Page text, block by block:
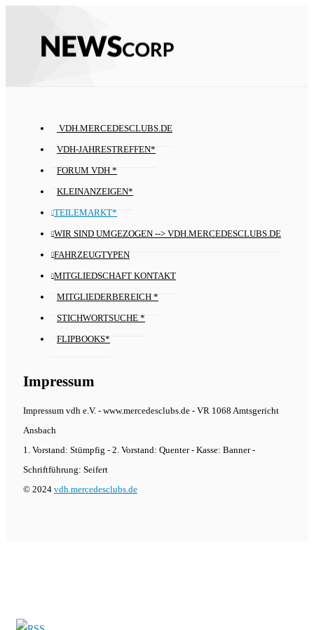
VDH.MERCEDESCLUBS.DE
VDH-JAHRESTREFFEN*
FORUM VDH *
KLEINANZEIGEN*
TEILEMARKT*
WIR SIND UMGEZOGEN --> VDH.MERCEDESCLUBS.DE
FAHRZEUGTYPEN
MITGLIEDSCHAFT KONTAKT
MITGLIEDERBEREICH *
STICHWORTSUCHE *
FLIPBOOKS*
Impressum
Impressum vdh e.V. - www.mercedesclubs.de - VR 1068 Amtsgericht
Ansbach
1. Vorstand: Stümpfig - 2. Vorstand: Quenter - Kasse: Banner -
Schriftführung: Seifert
© 2024 vdh.mercedesclubs.de